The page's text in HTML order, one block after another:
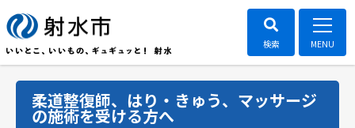
柔道整復師、はり・きゅう、マッサージ
の施術を受ける方へ